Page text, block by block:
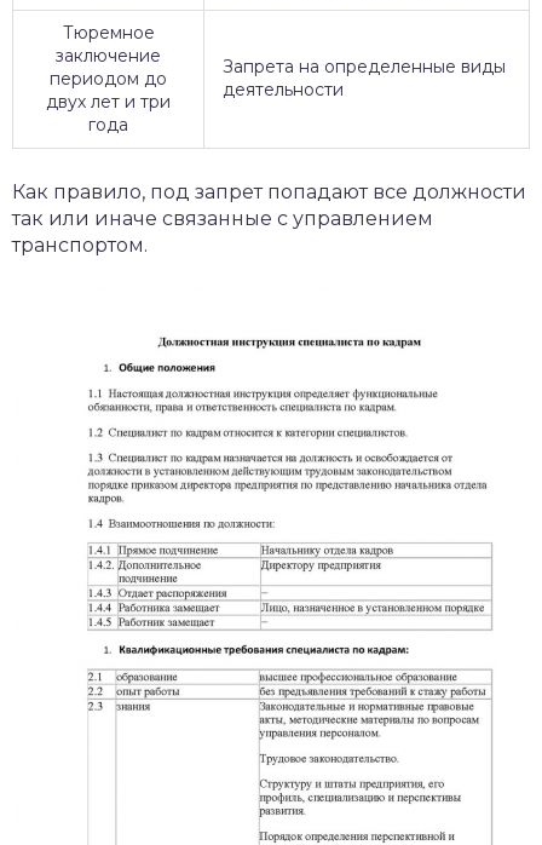
Тюремное
заключение
периодом до
двух лет и три
года
Запрета на определенные виды
деятельности
Как правило, под запрет попадают все должности
так или иначе связанные с управлением
транспортом.